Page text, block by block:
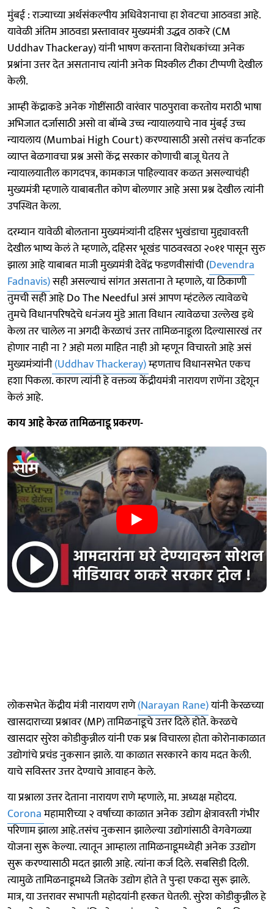
मुंबई : राज्याच्या अर्थसंकल्पीय अधिवेशनाचा हा शेवटचा आठवडा आहे.
यावेळी अंतिम आठवडा प्रस्तावावर मुख्यमंत्री उद्धव ठाकरे (CM
Uddhav Thackeray) यांनी भाषण करताना विरोधकांच्या अनेक
प्रश्नांना उत्तर देत असतानाच त्यांनी अनेक मिश्कील टीका टीप्पणी देखील
केली.
आम्ही केंद्राकडे अनेक गोष्टींसाठी वारंवार पाठपुरावा करतोय मराठी भाषा
अभिजात दर्जासाठी असो वा बॉम्बे उच्च न्यायालयाचे नाव मुंबई उच्च
न्यायलाय (Mumbai High Court) करण्यासाठी असो तसंच कर्नाटक
व्याप्त बेळगावचा प्रश्न असो केंद्र सरकार कोणाची बाजू घेतय ते
न्यायालयातील कागदपत्र, कामकाज पाहिल्यावर कळत असल्याचंही
मुख्यमंत्री म्हणाले याबाबतीत कोण बोलणार आहे असा प्रश्न देखील त्यांनी
उपस्थित केला.
दरम्यान यावेळी बोलताना मुख्यमंत्र्यांनी दहिसर भुखंडाचा मुद्द्यावरती
देखील भाष्य केलं ते म्हणाले, दहिसर भूखंड पाठवरवठा २०११ पासून सुरु
झाला आहे याबाबत माजी मुख्यमंत्री देवेंद्र फडणवीसांची (Devendra
Fadnavis)सही असल्याचं सांगत असताना ते म्हणाले, या ठिकाणी
तुमची सही आहे Do The Needful असं आपण म्हंटलेल त्यावेळचे
तुमचे विधानपरिषदेचे धनंजय मुंडे आता विधान त्यावेळचा उल्लेख इथे
केला तर चालेल ना अगदी केरळाचं उत्तर तामिळनाडूला दिल्यासारखं तर
होणार नाही ना ? अहो मला माहित नाही ओ म्हणून विचारतो आहे असं
मुख्यमंत्र्यांनी(Uddhav Thackeray)म्हणताच विधानसभेत एकच
हशा पिकला. कारण त्यांनी हे वक्तव्य केंद्रीयमंत्री नारायण राणेंना उद्देशून
केलं आहे.
काय आहे केरळ तामिळनाडू प्रकरण-
लोकसभेत केंद्रीय मंत्री नारायण राणे(Narayan Rane)यांनी केरळच्या
खासदाराच्या प्रश्नावर (MP) तामिळनाडूचे उत्तर दिले होते. केरळचे
खासदार सुरेश कोडीकुन्नील यांनी एक प्रश्न विचारला होता कोरोनाकाळात
उद्योगांचे प्रचंड नुकसान झाले. या काळात सरकारने काय मदत केली.
याचे सविस्तर उत्तर देण्याचे आवाहन केले.
या प्रश्नाला उत्तर देताना नारायण राणे म्हणाले, मा. अध्यक्ष महोदय.
Coronaमहामारीच्या २ वर्षाच्या काळात अनेक उद्योग क्षेत्रावरती गंभीर
परिणाम झाला आहे.तसंच नुकसान झालेल्या उद्योगांसाठी वेगवेगळ्या
योजना सुरू केल्या. त्यातून आम्हाला तामिळनाडूमध्येही अनेक उउद्योग
सुरू करण्यासाठी मदत झाली आहे. त्यांना कर्ज दिले. सबसिडी दिली.
त्यामुळे तामिळनाडूमध्ये जितके उद्योग होते ते पुन्हा एकदा सुरू झाले.
मात्र, या उत्तरावर सभापती महोदयांनी हरकत घेतली. सुरेश कोडीकुन्नील हे